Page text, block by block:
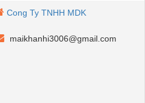
Cong Ty TNHH MDK
maikhanhi3006@gmail.com